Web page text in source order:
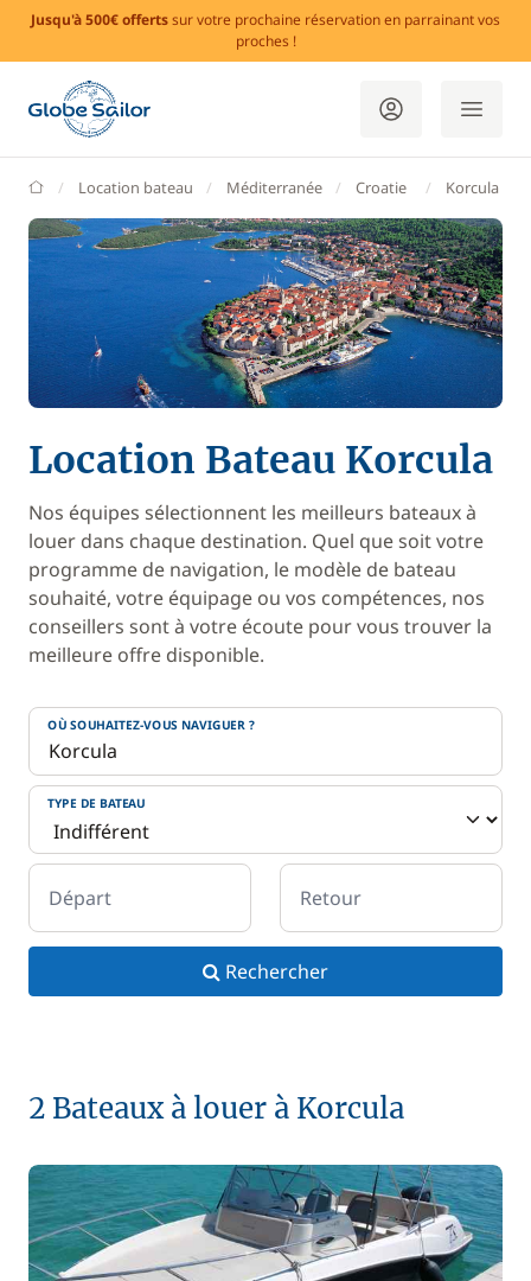
Jusqu'à 500€ offertssur votre prochaine réservation en parrainant vos
proches !
GlobeSailor
Location bateau Méditerranée Croatie Korcula
Location Bateau Korcula
Nos équipes sélectionnent les meilleurs bateaux à
louer dans chaque destination. Quel que soit votre
programme de navigation, le modèle de bateau
souhaité, votre équipage ou vos compétences, nos
conseillers sont à votre écoute pour vous trouver la
meilleure offre disponible.
OÙ SOUHAITEZ-VOUS NAVIGUER ?
TYPE DE BATEAU
Départ Retour
Rechercher
2 Bateaux à louer à Korcula